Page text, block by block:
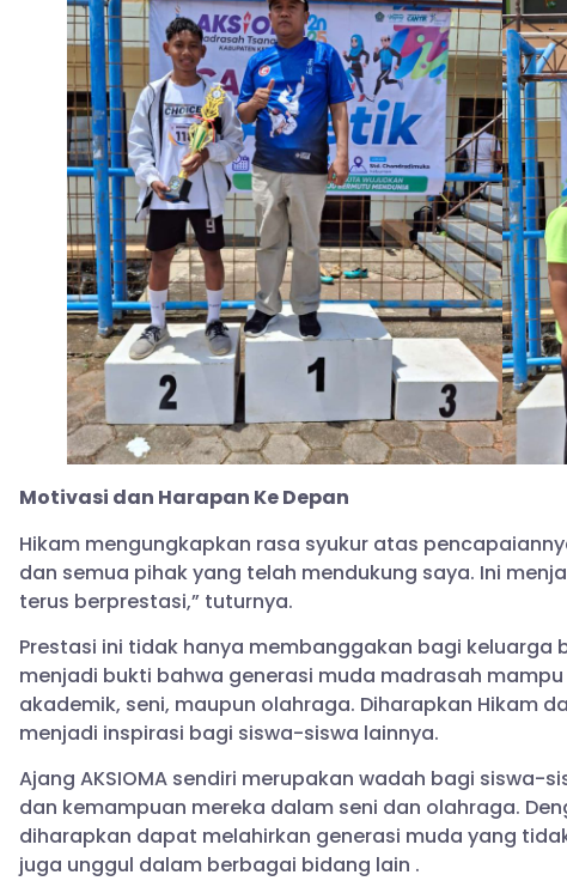
Motivasi dan Harapan Ke Depan
Hikam mengungkapkan rasa syukur atas
dan semua pihak yang telah mendukung saya. Ini
terus berprestasi,” tuturnya.
Prestasi ini tidak hanya membanggakan bagi keluarga
menjadi bukti bahwa generasi muda madrasah
akademik, seni, maupun olahraga. Diharapkan Hikam
menjadi inspirasi bagi siswa-siswa lainnya.
Ajang AKSIOMA sendiri merupakan wadah bagi siswa-
dan kemampuan mereka dalam seni dan olahraga.
diharapkan dapat melahirkan generasi muda yang
juga unggul dalam berbagai bidang lain .